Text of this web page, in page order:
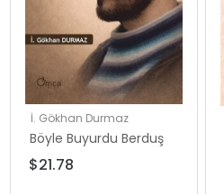
İ. Gökhan Durmaz
Böyle Buyurdu Berduş
$21.78